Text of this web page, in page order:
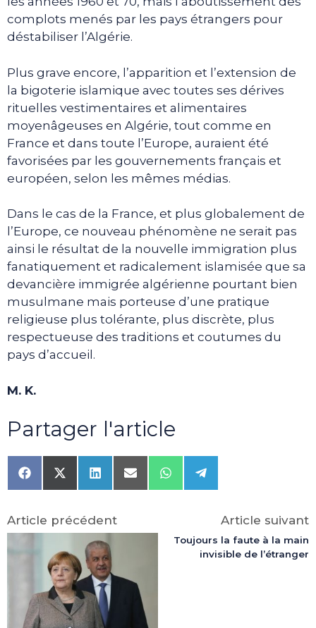
complots menés par les pays étrangers pour
déstabiliser l’Algérie.
Plus grave encore, l’apparition et l’extension de
la bigoterie islamique avec toutes ses dérives
rituelles vestimentaires et alimentaires
moyenâgeuses en Algérie, tout comme en
France et dans toute l’Europe, auraient été
favorisées par les gouvernements français et
européen, selon les mêmes médias.
Dans le cas de la France, et plus globalement de
l’Europe, ce nouveau phénomène ne serait pas
ainsi le résultat de la nouvelle immigration plus
fanatiquement et radicalement islamisée que sa
devancière immigrée algérienne pourtant bien
musulmane mais porteuse d’une pratique
religieuse plus tolérante, plus discrète, plus
respectueuse des traditions et coutumes du
pays d’accueil.
M. K.
Partager l'article
Share
on
Share
on
(Twitter)
Share
on
Share
on
Share
on
Share
on
Article précédent
Article suivant
Toujours la faute à la main
invisible de l’étranger